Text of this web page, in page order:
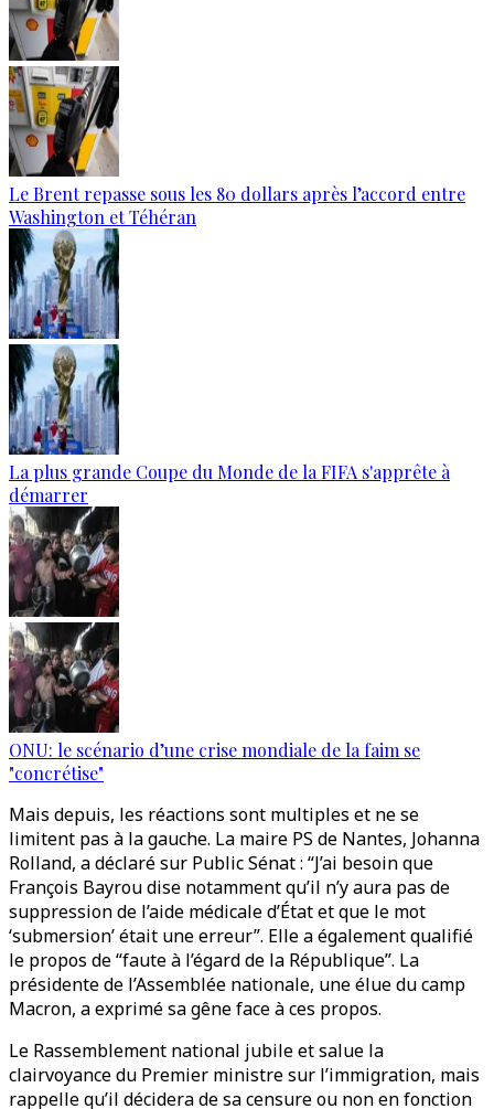
Le Brent repasse sous les 80 dollars après l’accord entre
Washington et Téhéran
La plus grande Coupe du Monde de la FIFA s'apprête à
démarrer
ONU: le scénario d’une crise mondiale de la faim se
"concrétise"
Mais depuis, les réactions sont multiples et ne se
limitent pas à la gauche. La maire PS de Nantes, Johanna
Rolland, a déclaré sur Public Sénat : “J’ai besoin que
François Bayrou dise notamment qu’il n’y aura pas de
suppression de l’aide médicale d’État et que le mot
‘submersion’ était une erreur”. Elle a également qualifié
le propos de “faute à l’égard de la République”. La
présidente de l’Assemblée nationale, une élue du camp
Macron, a exprimé sa gêne face à ces propos.
Le Rassemblement national jubile et salue la
clairvoyance du Premier ministre sur l’immigration, mais
rappelle qu’il décidera de sa censure ou non en fonction